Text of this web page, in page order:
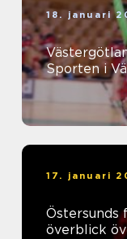
18. januari
Sporten i
17. januari
Östersunds
överblick